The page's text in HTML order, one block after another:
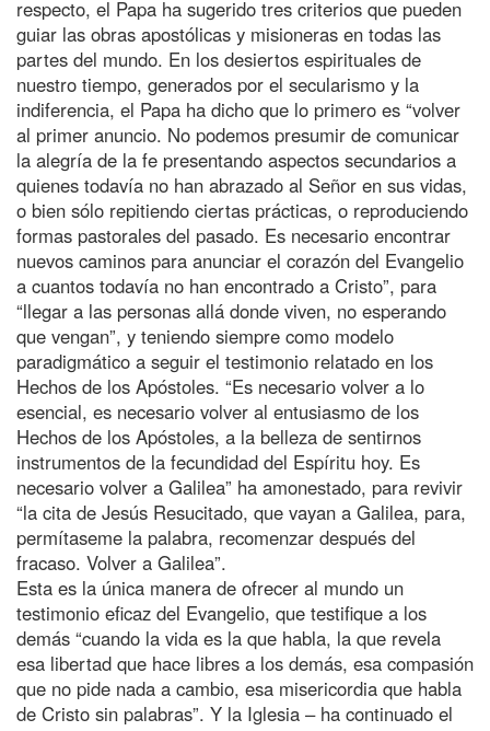
respecto, el Papa ha sugerido tres criterios que pueden
guiar las obras apostólicas y misioneras en todas las
partes del mundo. En los desiertos espirituales de
nuestro tiempo, generados por el secularismo y la
indiferencia, el Papa ha dicho que lo primero es “volver
al primer anuncio. No podemos presumir de comunicar
la alegría de la fe presentando aspectos secundarios a
quienes todavía no han abrazado al Señor en sus vidas,
o bien sólo repitiendo ciertas prácticas, o reproduciendo
formas pastorales del pasado. Es necesario encontrar
nuevos caminos para anunciar el corazón del Evangelio
a cuantos todavía no han encontrado a Cristo”, para
“llegar a las personas allá donde viven, no esperando
que vengan”, y teniendo siempre como modelo
paradigmático a seguir el testimonio relatado en los
Hechos de los Apóstoles. “Es necesario volver a lo
esencial, es necesario volver al entusiasmo de los
Hechos de los Apóstoles, a la belleza de sentirnos
instrumentos de la fecundidad del Espíritu hoy. Es
necesario volver a Galilea” ha amonestado, para revivir
“la cita de Jesús Resucitado, que vayan a Galilea, para,
permítaseme la palabra, recomenzar después del
fracaso. Volver a Galilea”.
Esta es la única manera de ofrecer al mundo un
testimonio eficaz del Evangelio, que testifique a los
demás “cuando la vida es la que habla, la que revela
esa libertad que hace libres a los demás, esa compasión
que no pide nada a cambio, esa misericordia que habla
de Cristo sin palabras”. Y la Iglesia – ha continuado el